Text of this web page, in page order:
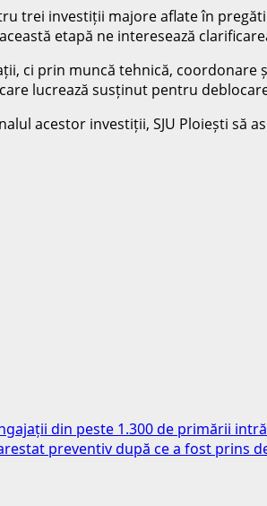
trei investiții majore aflate în
etapă ne interesează
ci prin muncă tehnică,
lucrează susținut pentru
acestor investiții, SJU Ploiești
din peste 1.300 de primării
preventiv după ce a fost prins